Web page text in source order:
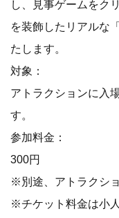
し、見事ゲームをク
を装飾したリアルな
たします。
対象：
アトラクションに入
す。
参加料金：
300円
※別途、アトラクシ
※チケット料金は小